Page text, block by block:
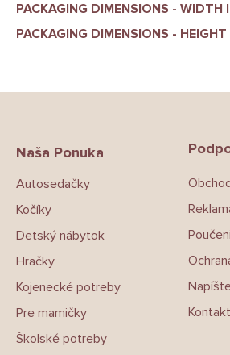
PACKAGING DIMENSIONS - WIDTH
PACKAGING DIMENSIONS - HEIGHT
Naša Ponuka
Autosedačky
Kočíky
Detský nábytok
Hračky
Kojenecké potreby
Pre mamičky
Školské potreby